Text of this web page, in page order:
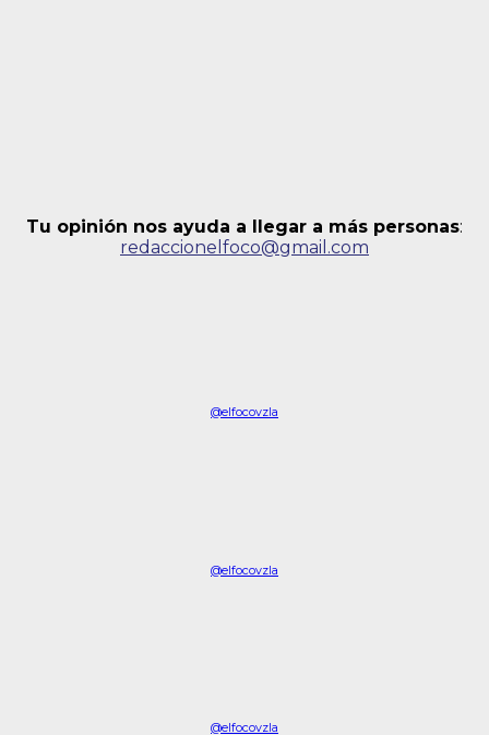
Tu opinión nos ayuda a llegar a más personas:
redaccionelfoco@gmail.com
@elfocovzla
@elfocovzla
@elfocovzla